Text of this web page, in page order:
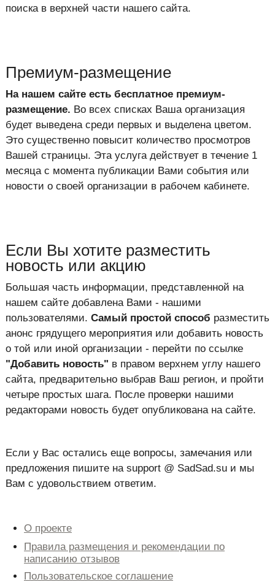
поиска в верхней части нашего сайта.
Премиум-размещение
На нашем сайте есть бесплатное премиум-
размещение. Во всех списках Ваша организация
будет выведена среди первых и выделена цветом.
Это существенно повысит количество просмотров
Вашей страницы. Эта услуга действует в течение 1
месяца с момента публикации Вами события или
новости о своей организации в рабочем кабинете.
Если Вы хотите разместить
новость или акцию
Большая часть информации, представленной на
нашем сайте добавлена Вами - нашими
пользователями. Самый простой способ разместить
анонс грядущего мероприятия или добавить новость
о той или иной организации - перейти по ссылке
"Добавить новость" в правом верхнем углу нашего
сайта, предварительно выбрав Ваш регион, и пройти
четыре простых шага. После проверки нашими
редакторами новость будет опубликована на сайте.
Если у Вас остались еще вопросы, замечания или
предложения пишите на support @ SadSad.su и мы
Вам с удовольствием ответим.